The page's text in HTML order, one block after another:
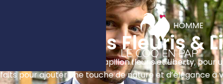
HOMME
papillons Fleuris &
collection de nœuds papillon fleuris et Liberty, pour
pour ajouter une touche de nature et d’élégance à